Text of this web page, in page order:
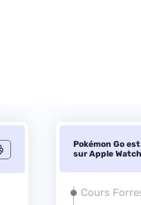
Pokémon Go
sur Apple Watch
Cours